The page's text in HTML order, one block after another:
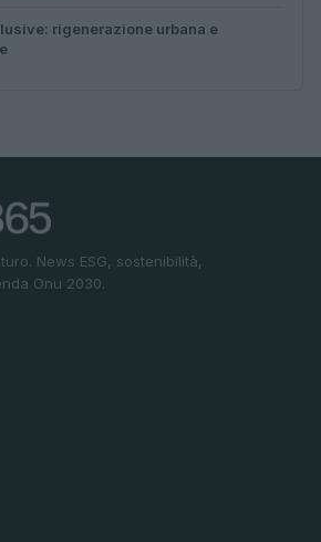
rigenerazione urbana e
News ESG, sostenibilità,
Onu 2030.